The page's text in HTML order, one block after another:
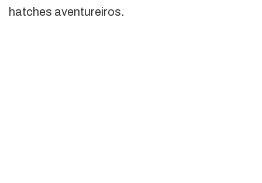
hatches aventureiros.